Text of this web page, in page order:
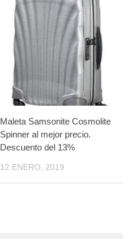
Maleta Samsonite Cosmolite
Spinner al mejor precio.
Descuento del 13%
12 ENERO, 2019